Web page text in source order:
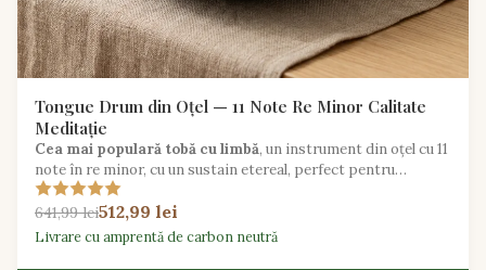
Tongue Drum din Oțel — 11 Note Re Minor Calitate
Meditație
Cea mai populară tobă cu limbă, un instrument din oțel cu 11
note în re minor, cu un sustain etereal, perfect pentru
meditație, yoga și exprimare creativă.
641,99 lei512,99 lei
Livrare cu amprentă de carbon neutră